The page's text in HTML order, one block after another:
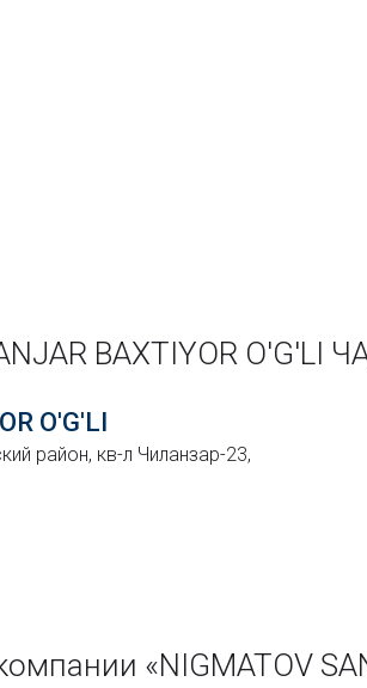
BAXTIYOR
O'G'LI
район, кв-л Чиланзар-23,
«NIGMATOV